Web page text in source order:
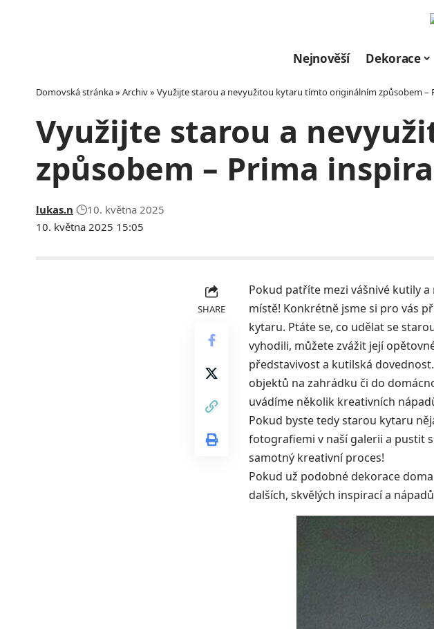
Nejnověší Dekorace
Domovská stránka» Archiv» Využijte starou a nevyužitou kytaru tímto originálním způsobem –
Využijte starou a
způsobem – Prima
10. května 2025 15:05
lukas.n 10. května 2025
SHARE
Pokud patříte mezi vášnivé kutily
místě! Konkrétně jsme si pro vás
kytaru. Ptáte se, co udělat se
vyhodili, můžete zvážit její
představivost a kutilská
objektů na zahrádku či do
uvádíme několik kreativních
Pokud byste tedy starou kytaru
fotografiemi v naší galerii a pustit
samotný kreativní proces!
Pokud už podobné dekorace
dalších, skvělých inspirací a